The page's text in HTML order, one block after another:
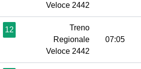
Veloce 2442
12
Treno
Regionale
Veloce 2442
07:05